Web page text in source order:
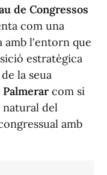
de Congressos
com una
amb l'entorn que
estratègica
la seua
com si
del
amb